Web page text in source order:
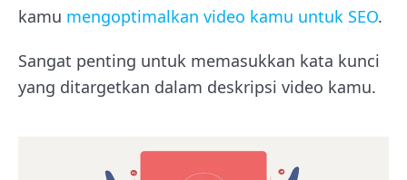
kamu mengoptimalkan video kamu untuk SEO.
Sangat penting untuk memasukkan kata kunci
yang ditargetkan dalam deskripsi video kamu.